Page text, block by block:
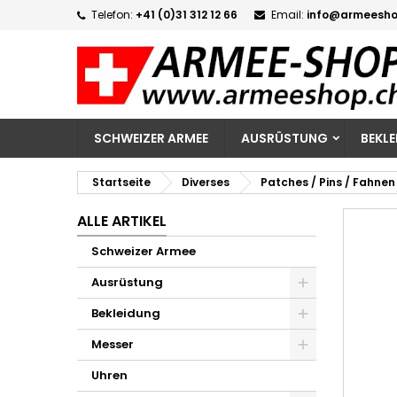
Telefon: +41 (0)31 312 12 66 Email:
SCHWEIZER ARMEE AUSRÜSTUNG
Startseite Diverses Patches / Pins / Fahnen
ALLE ARTIKEL
Schweizer Armee
Ausrüstung
Bekleidung
Messer
Uhren
add_circle_outline